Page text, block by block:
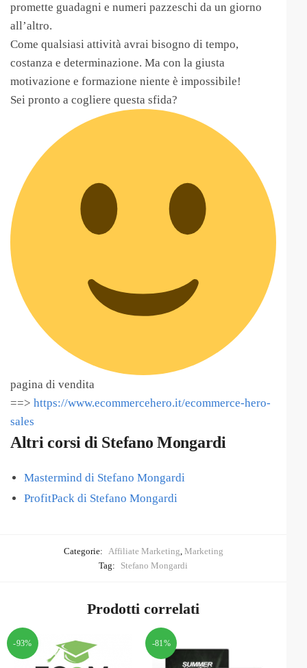
promette guadagni e numeri pazzeschi da un giorno
all’altro.
Come qualsiasi attività avrai bisogno di tempo,
costanza e determinazione. Ma con la giusta
motivazione e formazione niente è impossibile!
Sei pronto a cogliere questa sfida?
pagina di vendita
==> https://www.ecommercehero.it/ecommerce-hero-
sales
Altri corsi di Stefano Mongardi
Mastermind di Stefano Mongardi
ProfitPack di Stefano Mongardi
Categorie: Affiliate Marketing Marketing
Tag:
Stefano Mongardi
Prodotti correlati
-93% -81%